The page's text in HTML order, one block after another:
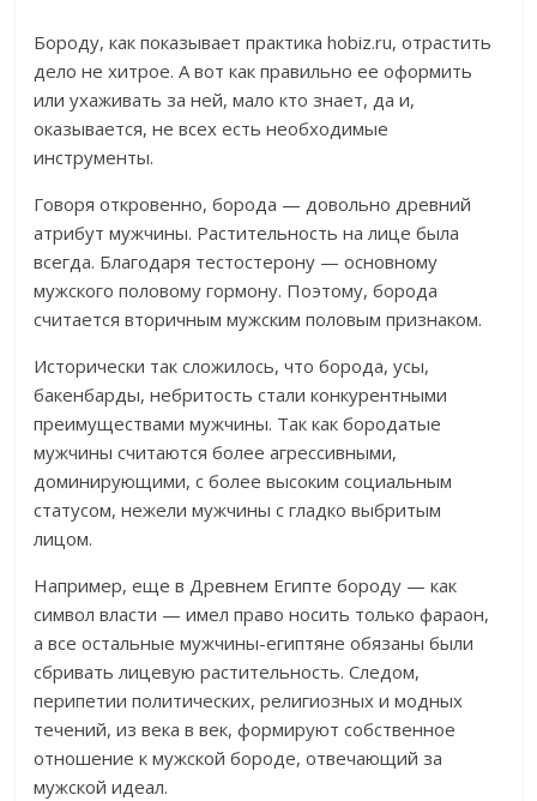
Бороду, как показывает практика hobiz.ru, отрастить
дело не хитрое. А вот как правильно ее оформить
или ухаживать за ней, мало кто знает, да и,
оказывается, не всех есть необходимые
инструменты.
Говоря откровенно, борода — довольно древний
атрибут мужчины. Растительность на лице была
всегда. Благодаря тестостерону — основному
мужского половому гормону. Поэтому, борода
считается вторичным мужским половым признаком.
Исторически так сложилось, что борода, усы,
бакенбарды, небритость стали конкурентными
преимуществами мужчины. Так как бородатые
мужчины считаются более агрессивными,
доминирующими, с более высоким социальным
статусом, нежели мужчины с гладко выбритым
лицом.
Например, еще в Древнем Египте бороду — как
символ власти — имел право носить только фараон,
а все остальные мужчины-египтяне обязаны были
сбривать лицевую растительность. Следом,
перипетии политических, религиозных и модных
течений, из века в век, формируют собственное
отношение к мужской бороде, отвечающий за
мужской идеал.